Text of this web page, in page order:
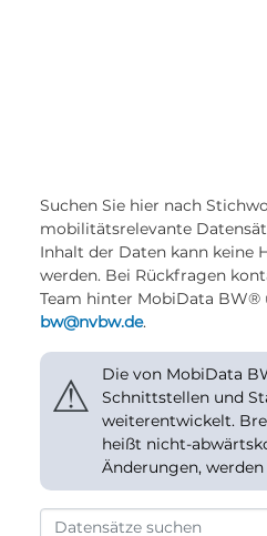
Suchen Sie hier nach
mobilitätsrelevante
Inhalt der Daten kann keine
werden. Bei Rückfragen
Team hinter MobiData BW®
bw@nvbw.de.
⚠
Die von MobiData
Schnittstellen und
weiterentwickelt.
heißt nicht-
Änderungen,